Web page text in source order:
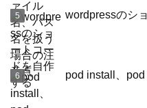
wordpressのシ
pod install、